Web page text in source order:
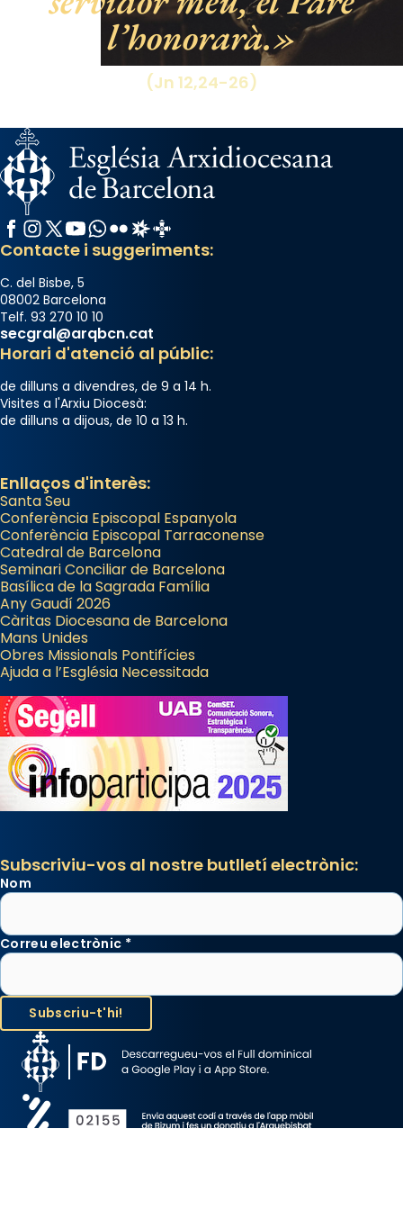
View on Facebook Share
l’honorarà.
(Jn 12,24-26)
Facebook
Instagram
X / Twitter
YouTube
WhatsApp
FlickrRadio Estel
Catalunya Cristiana
Contacte i suggeriments:
C. del Bisbe, 5
08002 Barcelona
Telf. 93 270 10 10
secgral@arqbcn.cat
Horari d'atenció al públic:
de dilluns a divendres, de 9 a 14 h.
Visites a l'Arxiu Diocesà:
de dilluns a dijous, de 10 a 13 h.
Enllaços d'interès:
Santa Seu
Conferència Episcopal Espanyola
Conferència Episcopal Tarraconense
Catedral de Barcelona
Seminari Conciliar de Barcelona
Basílica de la Sagrada Família
Any Gaudí 2026
Càritas Diocesana de Barcelona
Mans Unides
Obres Missionals Pontifícies
Ajuda a l’Església Necessitada
Subscriviu-vos al nostre butlletí electrònic:
Nom
Correu electrònic *